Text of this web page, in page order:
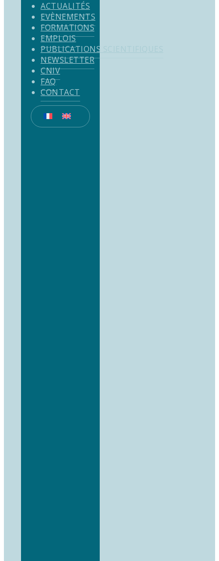
ACTUALITÉS
EVÈNEMENTS
FORMATIONS
EMPLOIS
PUBLICATIONS SCIENTIFIQUES
NEWSLETTER
CNIV
FAQ
CONTACT